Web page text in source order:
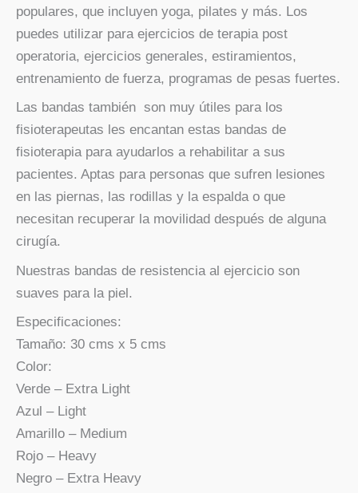
populares, que incluyen yoga, pilates y más. Los
puedes utilizar para ejercicios de terapia post
operatoria, ejercicios generales, estiramientos,
entrenamiento de fuerza, programas de pesas fuertes.
Las bandas también son muy útiles para los
fisioterapeutas les encantan estas bandas de
fisioterapia para ayudarlos a rehabilitar a sus
pacientes. Aptas para personas que sufren lesiones
en las piernas, las rodillas y la espalda o que
necesitan recuperar la movilidad después de alguna
cirugía.
Nuestras bandas de resistencia al ejercicio son
suaves para la piel.
Especificaciones:
Tamaño: 30 cms x 5 cms
Color:
Verde – Extra Light
Azul – Light
Amarillo – Medium
Rojo – Heavy
Negro – Extra Heavy